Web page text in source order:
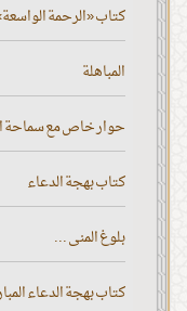
كتاب «الرحمة
المباهلة
حوار خاص مع سماحة
كتاب بهجة الدعاء
بلوغ المنى ...
كتاب بهجة الدعاء